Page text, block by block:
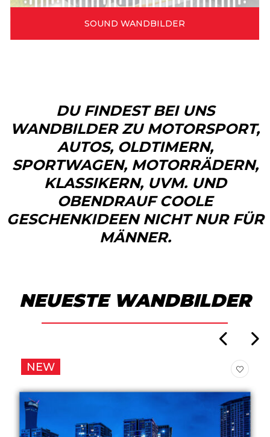
SOUND WANDBILDER
DU FINDEST BEI UNS
WANDBILDER ZU MOTORSPORT,
AUTOS, OLDTIMERN,
SPORTWAGEN, MOTORRÄDERN,
KLASSIKERN, UVM. UND
OBENDRAUF COOLE
GESCHENKIDEEN NICHT NUR FÜR
MÄNNER.
NEUESTE WANDBILDER
NEW